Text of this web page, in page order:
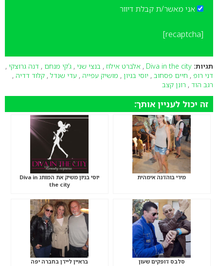
אני מאשר/ת קבלת דיוור
[recaptcha]
תגיות: Diva in the city
, אלברט אילוז , בנצי שני , ג’קי מנחם , דנה גרוצקי ,
דני רופ , חיים פסחוב , יוסי בניון , מושיק עפייה , עדי שנדל , קלוד דדיה ,
רגב הוד , רונן קצב
זה יכול לעניין אותך:
מירי בוהדנה אימהית
יוסי בניון משיק את המותג Diva in
the city
סלבס דופקים שעון בראיין ליידן בחברה יפה